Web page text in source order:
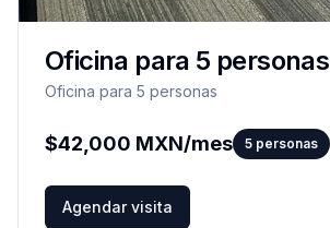
Oficina para 5 personas
Oficina para 5 personas
$42,000 MXN/mes 5 personas
Agendar visita